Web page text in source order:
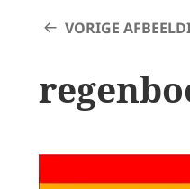
VORIGE